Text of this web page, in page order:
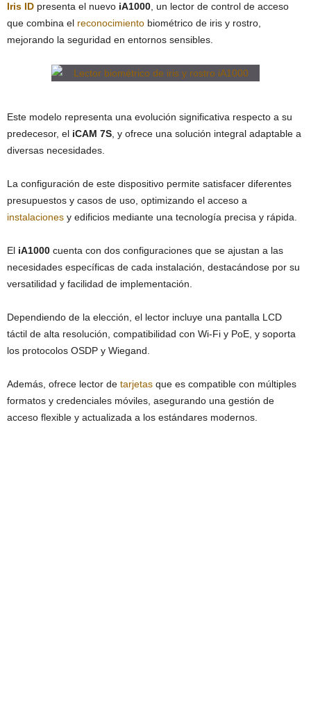
Iris ID presenta el nuevo iA1000 , un lector de control de acceso
que combina el reconocimiento biométrico de iris y rostro,
mejorando la seguridad en entornos sensibles.
Este modelo representa una evolución significativa respecto a su
predecesor, el iCAM 7S , y ofrece una solución integral adaptable a
diversas necesidades.
La configuración de este dispositivo permite satisfacer diferentes
presupuestos y casos de uso, optimizando el acceso a
instalaciones y edificios mediante una tecnología precisa y rápida.
El iA1000 cuenta con dos configuraciones que se ajustan a las
necesidades específicas de cada instalación, destacándose por su
versatilidad y facilidad de implementación.
Dependiendo de la elección, el lector incluye una pantalla LCD
táctil de alta resolución, compatibilidad con Wi-Fi y PoE, y soporta
los protocolos OSDP y Wiegand.
Además, ofrece lector de tarjetas que es compatible con múltiples
formatos y credenciales móviles, asegurando una gestión de
acceso flexible y actualizada a los estándares modernos.